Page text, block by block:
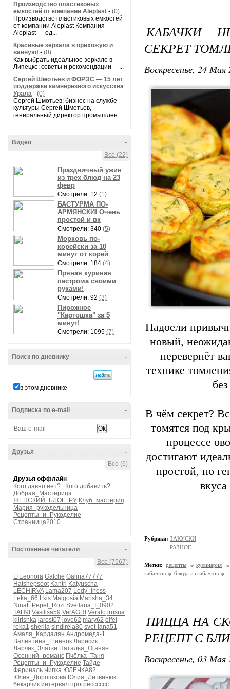
Производство пластиковых
емкостей от компании Aleplast - (0)
Производство пластиковых емкостей
от компании Aleplast Компания
Aleplast — од...
Красивые зеркала в прихожую и
ванную! - (0)
Как выбрать идеальное зеркало в
Липецке: советы и рекомендации ...
Сергей Шмотьев и ФОРЭС — 15 лет
поддержки камнерезного искусства
Урала - (0)
Сергей Шмотьев: бизнес на службе
культуры Сергей Шмотьев,
генеральный директор промышлен...
-
Видео
Все (22)
Праздничный ужин
из трех блюд на 23
февр
Смотрели: 12 (1)
БАСТУРМА ПО-
АРМЯНСКИ! Очень
простой и вк
Смотрели: 340 (5)
Морковь по-
корейски за 10
минут от корей
Смотрели: 184 (4)
Пряная куриная
пастрома своими
руками!
Смотрели: 92 (3)
Пирожное
"Картошка" за 5
минут!
Смотрели: 1095 (7)
-
Поиск по дневнику
в этом дневнике
-
Подписка по e-mail
-
Друзья
Все (6)
Друзья оффлайн
Кого давно нет?
Кого добавить?
Добрая_Мастерица
ЖЕНСКИЙ_БЛОГ_РУ Клуб_мастериц
Мария_рукодельница
Рецепты_и_Рукоделие
Странница2010
-
Постоянные читатели
Все (7567)
ElEeonora Galche Galina77777
Hatshepsoot Kantri Katyuscha
LECHIRVA Lama207 Ledy_Iness
Leka_66 Lkis Malgosia Marisha_34
NinaL Pepel_Rozi Svetlana_I_0902
TAH9I Vasilisa59 VerAGRI Veralo irusua
kiirishka larost07 love62 mary62 olfel
reka1 sherila sindirela80 svet-lana51
Амаля_Кардалян Андромеда-1
Валентина_Шиенок Ларисик
Ларчик_Златки Наталья_Оганян
Осенний_романс Пчёлка_Таня
Рецепты_и_Рукоделие Тайде
Фериналь Чипка ЮЛЕЧКА82
Юлия_Дорошкова Юлия_Литвинюк
бекарчик интервал прогресссссс
КАБАЧКИ
СЕКРЕТ
Воскресенье, 24
Надоели
новый,
перевернёт
технике
В чём секрет?
томятся под
процессе
достигают
простой, но
Рубрики: ЗАКУСКИ
РАЗНОЕ
Метки: рецепты
кулинария
кабачков
блюда из кабачков
ПИЦЦА НА
РЕЦЕПТ С
Воскресенье, 03